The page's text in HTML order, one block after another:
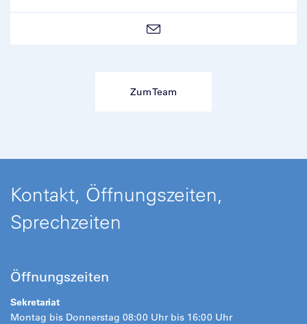
Zum Team
Kontakt, Öffnungszeiten,
Sprechzeiten
Öffnungszeiten
Sekretariat
Montag bis Donnerstag 08:00 Uhr bis 16:00 Uhr